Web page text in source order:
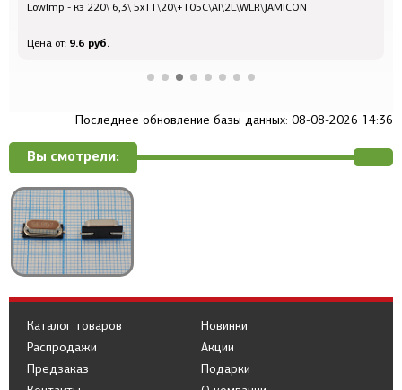
LowImp - кэ 220\ 6,3\ 5x11\20\+105C\Al\2L\WLR\JAMICON
Цена от: 9.6 руб.
Последнее обновление базы данных: 08-08-2026 14:36
Вы смотрели:
Каталог товаров
Распродажи
Предзаказ
Новинки
Акции
Подарки